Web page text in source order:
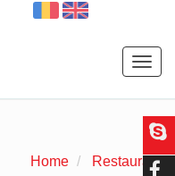
Home Restaurant